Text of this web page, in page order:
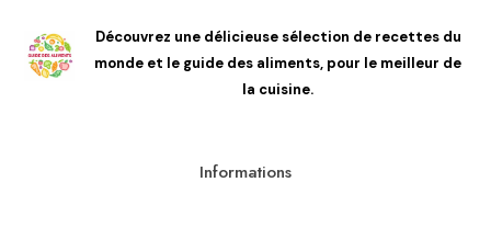
Découvrez une délicieuse sélection de recettes du
monde et le guide des aliments, pour le meilleur de
la cuisine.
Informations